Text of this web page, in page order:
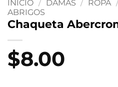
INICIO / DAMAS / ROPA /
ABRIGOS
Chaqueta
$8.00